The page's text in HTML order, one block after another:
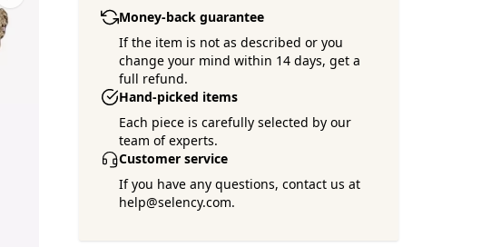
Money-back guarantee
If the item is not as described or you
change your mind within 14 days, get a
full refund.
Hand-picked items
Each piece is carefully selected by our
team of experts.
Customer service
If you have any questions, contact us at
help@selency.com.